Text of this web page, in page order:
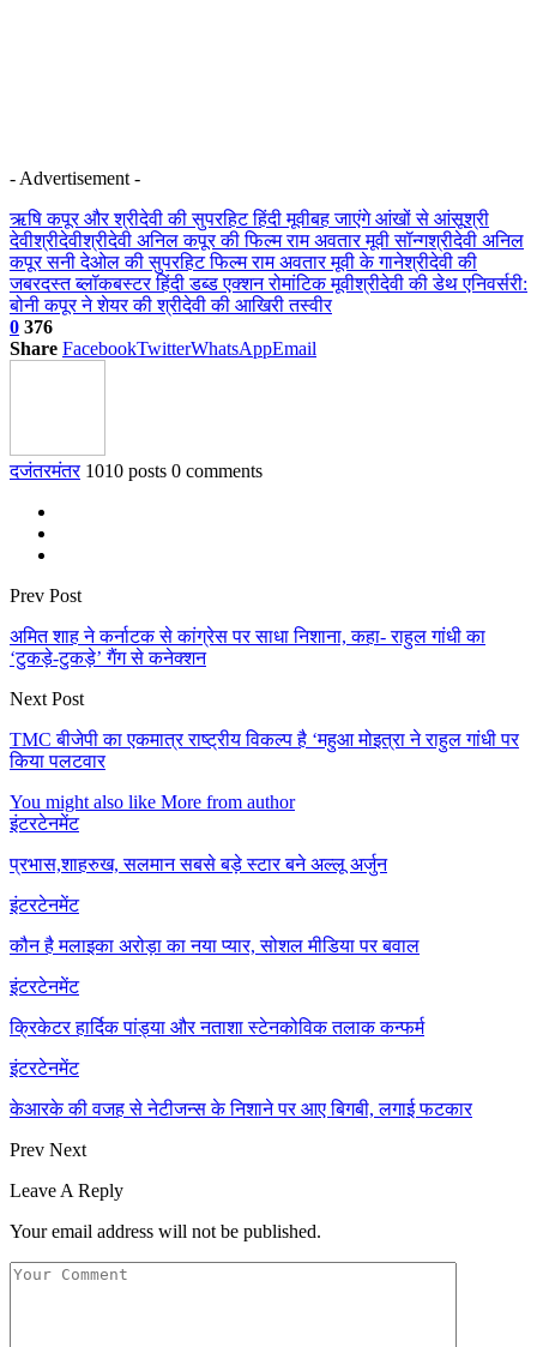
- Advertisement -
ऋषि कपूर और श्रीदेवी की सुपरहिट हिंदी मूवीबह जाएंगे आंखों से आंसूश्री
देवीश्रीदेवीश्रीदेवी अनिल कपूर की फिल्म राम अवतार मूवी सॉन्गश्रीदेवी अनिल
कपूर सनी देओल की सुपरहिट फिल्म राम अवतार मूवी के गानेश्रीदेवी की
जबरदस्त ब्लॉकबस्टर हिंदी डब्ड एक्शन रोमांटिक मूवीश्रीदेवी की डेथ एनिवर्सरी:
बोनी कपूर ने शेयर की श्रीदेवी की आखिरी तस्वीर
0 376
Share FacebookTwitterWhatsAppEmail
दजंतरमंतर 1010 posts 0 comments
Prev Post
अमित शाह ने कर्नाटक से कांग्रेस पर साधा निशाना, कहा- राहुल गांधी का
‘टुकड़े-टुकड़े’ गैंग से कनेक्शन
Next Post
TMC बीजेपी का एकमात्र राष्ट्रीय विकल्प है ‘महुआ मोइत्रा ने राहुल गांधी पर
किया पलटवार
You might also like More from author
इंटरटेनमेंट
प्रभास,शाहरुख, सलमान सबसे बड़े स्टार बने अल्लू अर्जुन
इंटरटेनमेंट
कौन है मलाइका अरोड़ा का नया प्यार, सोशल मीडिया पर बवाल
इंटरटेनमेंट
क्रिकेटर हार्दिक पांड्या और नताशा स्टेनकोविक तलाक कन्फर्म
इंटरटेनमेंट
केआरके की वजह से नेटीजन्स के निशाने पर आए बिगबी, लगाई फटकार
Prev Next
Leave A Reply
Your email address will not be published.